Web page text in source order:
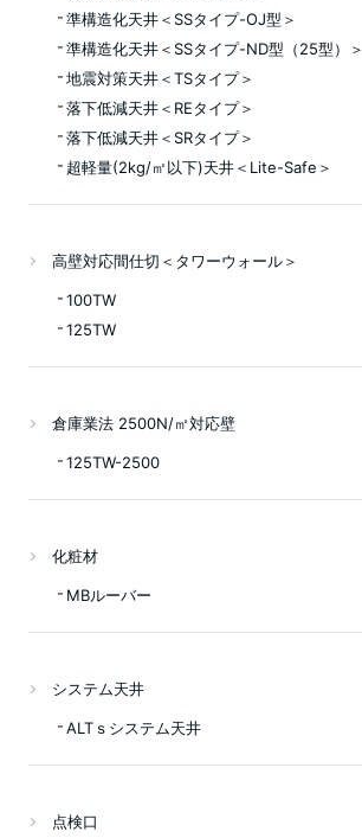
準構造化天井＜SSタイプ-OJ型＞
準構造化天井＜SSタイプ-ND型（25型）＞
地震対策天井＜TSタイプ＞
落下低減天井＜REタイプ＞
落下低減天井＜SRタイプ＞
超軽量(2kg/㎡以下)天井＜Lite-Safe＞
高壁対応間仕切＜タワーウォール＞
100TW
125TW
倉庫業法 2500N/㎡対応壁
125TW-2500
化粧材
MBルーバー
システム天井
ALTｓシステム天井
点検口